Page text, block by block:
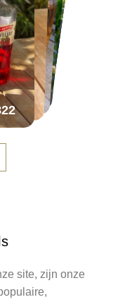
site, zijn onze
952
▶
54.3K
▶
2243
▶
868